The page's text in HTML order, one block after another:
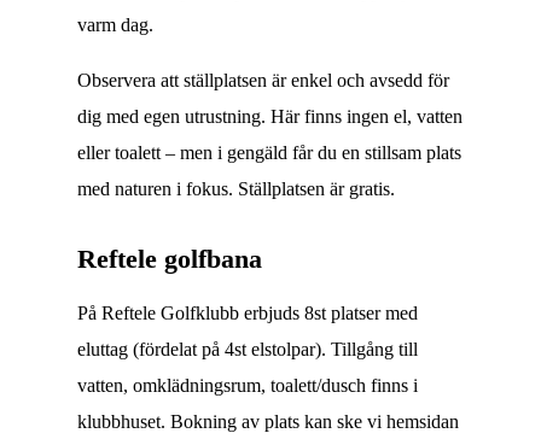
varm dag.
Observera att ställplatsen är enkel och avsedd för
dig med egen utrustning. Här finns ingen el, vatten
eller toalett – men i gengäld får du en stillsam plats
med naturen i fokus. Ställplatsen är gratis.
Reftele golfbana
På Reftele Golfklubb erbjuds 8st platser med
eluttag (fördelat på 4st elstolpar). Tillgång till
vatten, omklädningsrum, toalett/dusch finns i
klubbhuset. Bokning av plats kan ske vi hemsidan